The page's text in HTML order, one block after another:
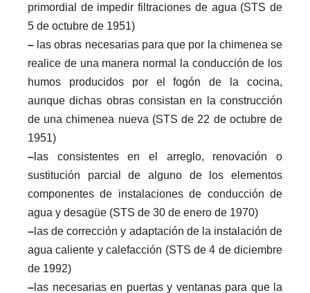
primordial de impedir filtraciones de agua (STS de
5 de octubre de 1951)
– las obras necesarias para que por la chimenea se
realice de una manera normal la conducción de los
humos producidos por el fogón de la cocina,
aunque dichas obras consistan en la construcción
de una chimenea nueva (STS de 22 de octubre de
1951)
– las consistentes en el arreglo, renovación o
sustitución parcial de alguno de los elementos
componentes de instalaciones de conducción de
agua y desagüe (STS de 30 de enero de 1970)
– las de corrección y adaptación de la instalación de
agua caliente y calefacción (STS de 4 de diciembre
de 1992)
– las necesarias en puertas y ventanas para que la